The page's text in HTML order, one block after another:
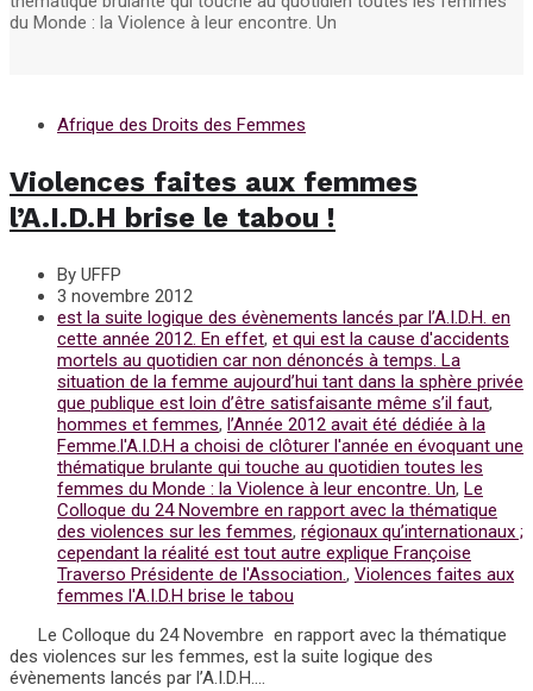
du Monde : la Violence à leur encontre. Un
Afrique des Droits des Femmes
Violences faites aux femmes
l’A.I.D.H brise le tabou !
By UFFP
3 novembre 2012
est la suite logique des évènements lancés par l’A.I.D.H. en
cette année 2012. En effet, et qui est la cause d'accidents
mortels au quotidien car non dénoncés à temps. La
situation de la femme aujourd’hui tant dans la sphère privée
que publique est loin d’être satisfaisante même s’il faut,
hommes et femmes, l’Année 2012 avait été dédiée à la
Femme.l'A.I.D.H a choisi de clôturer l'année en évoquant une
thématique brulante qui touche au quotidien toutes les
femmes du Monde : la Violence à leur encontre. Un, Le
Colloque du 24 Novembre en rapport avec la thématique
des violences sur les femmes, régionaux qu’internationaux ;
cependant la réalité est tout autre explique Françoise
Traverso Présidente de l'Association., Violences faites aux
femmes l'A.I.D.H brise le tabou
Le Colloque du 24 Novembre en rapport avec la thématique
des violences sur les femmes, est la suite logique des
évènements lancés par l’A.I.D.H....